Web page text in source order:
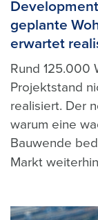
geplante
erwartet
Rund 125.000
Projektstand
realisiert. Der
warum eine
Bauwende
Markt